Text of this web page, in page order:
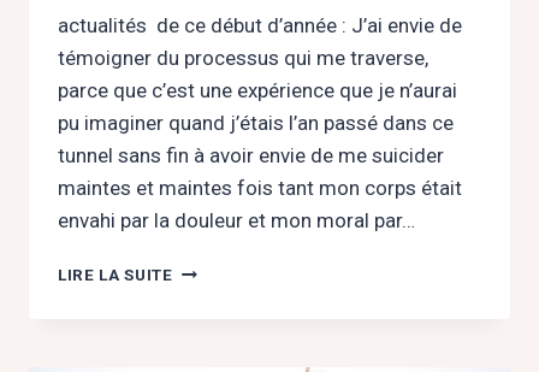
actualités de ce début d’année : J’ai envie de
témoigner du processus qui me traverse,
parce que c’est une expérience que je n’aurai
pu imaginer quand j’étais l’an passé dans ce
tunnel sans fin à avoir envie de me suicider
maintes et maintes fois tant mon corps était
envahi par la douleur et mon moral par…
LIRE LA SUITEJE